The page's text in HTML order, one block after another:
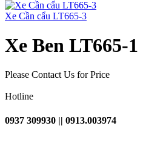
Xe Cần cẩu LT665-3
Xe Ben LT665-1
Please Contact Us for Price
Hotline
0937 309930 || 0913.003974